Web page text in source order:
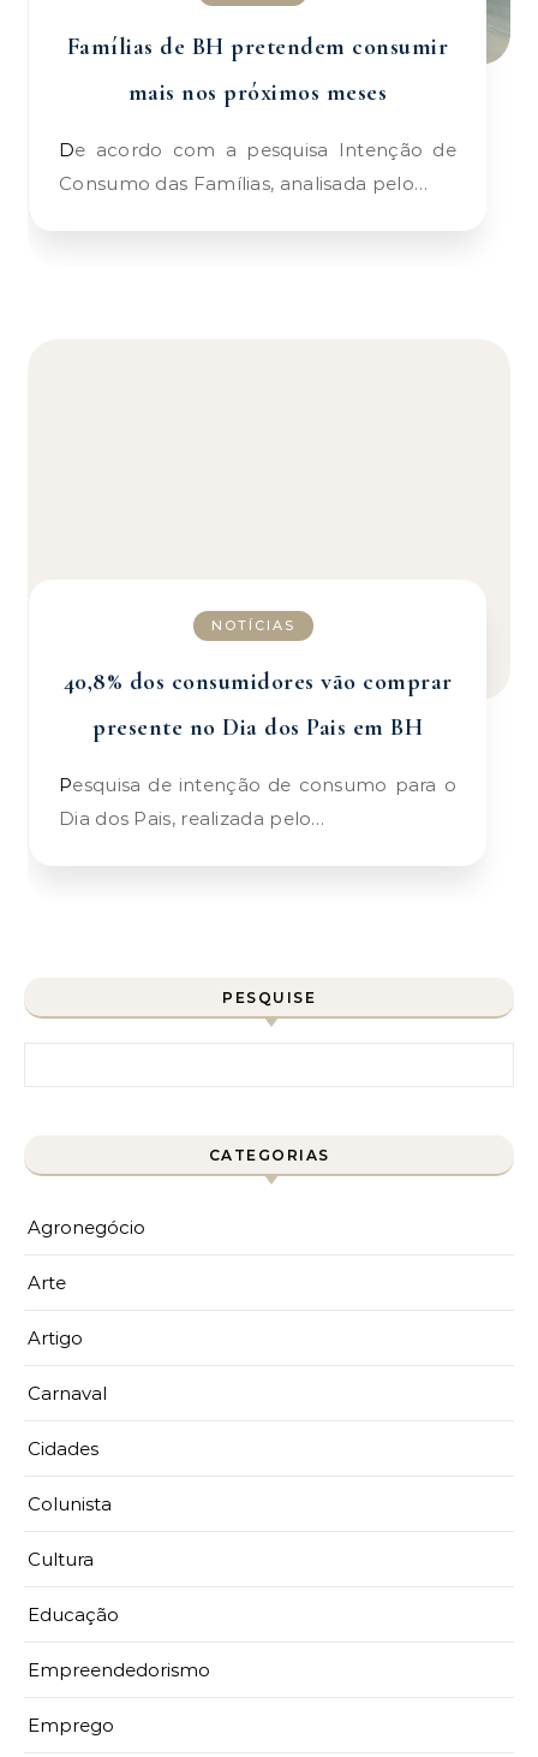
Famílias de BH pretendem consumir
mais nos próximos meses
De acordo com a pesquisa Intenção de
Consumo das Famílias, analisada pelo…
NOTÍCIAS
40,8% dos consumidores vão comprar
presente no Dia dos Pais em BH
Pesquisa de intenção de consumo para o
Dia dos Pais, realizada pelo…
PESQUISE
CATEGORIAS
Agronegócio
Arte
Artigo
Carnaval
Cidades
Colunista
Cultura
Educação
Empreendedorismo
Emprego